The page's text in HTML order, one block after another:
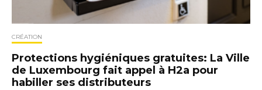
CRÉATION
Protections hygiéniques gratuites: La Ville
de Luxembourg fait appel à H2a pour
habiller ses distributeurs